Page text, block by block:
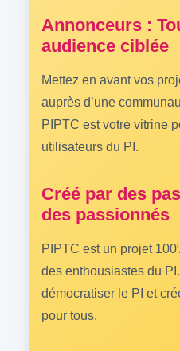
Annonceurs :
audience ciblée
Mettez en avant vos
auprès d’une
PIPTC est votre vitrine
utilisateurs du PI.
Créé par des
des passionnés
PIPTC est un projet
des enthousiastes du
démocratiser le PI et
pour tous.